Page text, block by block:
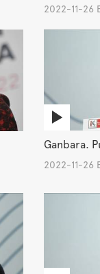
2022-11-26
Ganbara.
2022-11-26